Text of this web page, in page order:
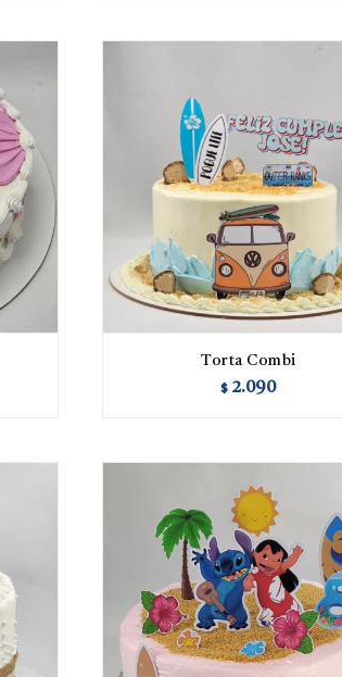
Torta Combi
$ 2.090